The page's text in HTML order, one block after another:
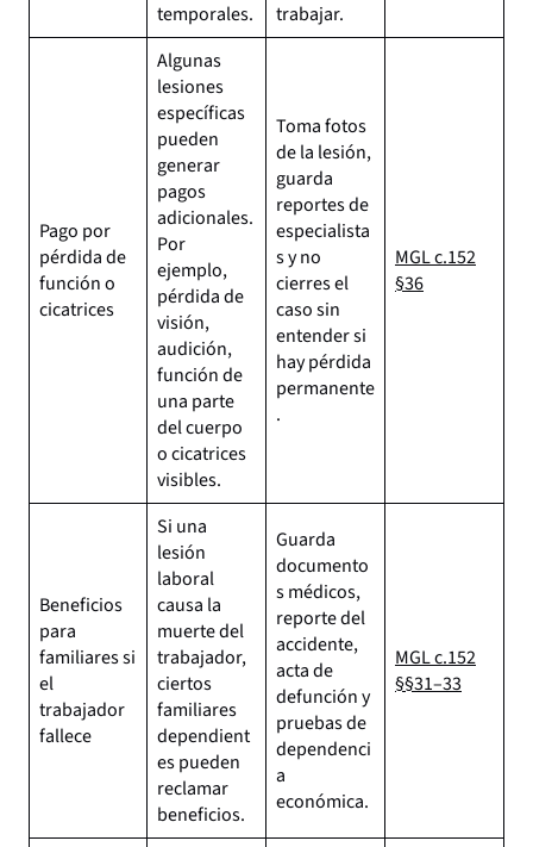
temporales.
trabajar.
Pago por
pérdida de
función o
cicatrices
Algunas
lesiones
específicas
pueden
generar
pagos
adicionales.
Por
ejemplo,
pérdida de
visión,
audición,
función de
una parte
del cuerpo
o cicatrices
visibles.
Toma fotos
de la lesión,
guarda
reportes de
especialista
s y no
cierres el
caso sin
entender si
hay pérdida
permanente
.
MGL c.152
§36
Beneficios
para
familiares si
el
trabajador
fallece
Si una
lesión
laboral
causa la
muerte del
trabajador,
ciertos
familiares
dependient
es pueden
reclamar
beneficios.
Guarda
documento
s médicos,
reporte del
accidente,
acta de
defunción y
pruebas de
dependenci
a
económica.
MGL c.152
§§31–33